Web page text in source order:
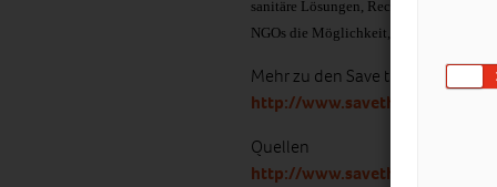
sanitäre Lösungen, Recycling,
NGOs die Möglichkeit, auf dieser
Mehr zu den Save the World
http://
Quellen
http://